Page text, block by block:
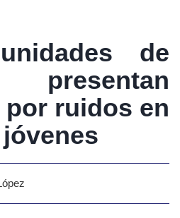
de
ruidos en